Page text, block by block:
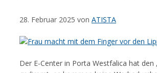
28. Februar 2025 von ATISTA
Der E-Center in Porta Westfalica hat